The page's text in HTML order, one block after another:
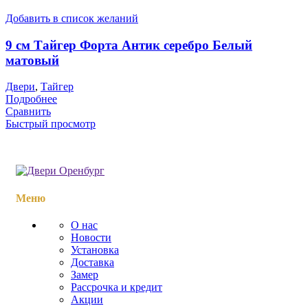
Добавить в список желаний
9 см Тайгер Форта Антик серебро Белый
матовый
Двери, Тайгер
Подробнее
Сравнить
Быстрый просмотр
Меню
О нас
Новости
Установка
Доставка
Замер
Рассрочка и кредит
Акции